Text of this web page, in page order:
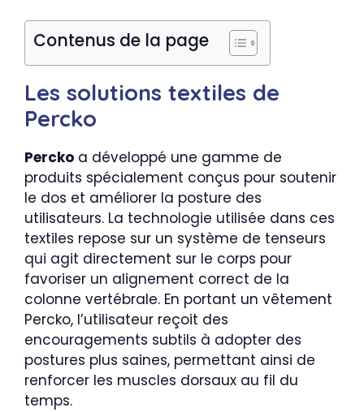
Contenus de la page
Les solutions textiles de
Percko
Percko a développé une gamme de
produits spécialement conçus pour soutenir
le dos et améliorer la posture des
utilisateurs. La technologie utilisée dans ces
textiles repose sur un système de tenseurs
qui agit directement sur le corps pour
favoriser un alignement correct de la
colonne vertébrale. En portant un vêtement
Percko, l’utilisateur reçoit des
encouragements subtils à adopter des
postures plus saines, permettant ainsi de
renforcer les muscles dorsaux au fil du
temps.